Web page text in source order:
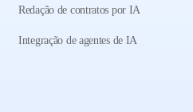
Redação de contratos por IA
Integração de agentes de IA